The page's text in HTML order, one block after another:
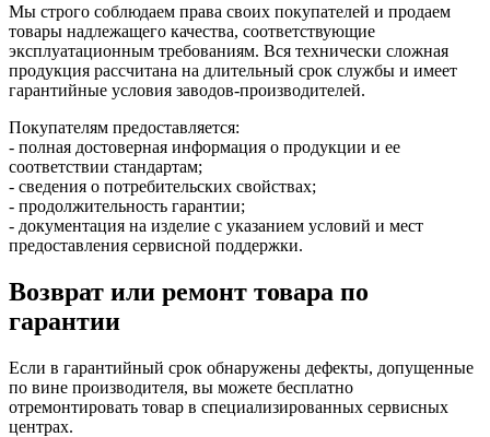
Мы строго соблюдаем права своих покупателей и продаем
товары надлежащего качества, соответствующие
эксплуатационным требованиям. Вся технически сложная
продукция рассчитана на длительный срок службы и имеет
гарантийные условия заводов-производителей.
Покупателям предоставляется:
- полная достоверная информация о продукции и ее
соответствии стандартам;
- сведения о потребительских свойствах;
- продолжительность гарантии;
- документация на изделие с указанием условий и мест
предоставления сервисной поддержки.
Возврат или ремонт товара по
гарантии
Если в гарантийный срок обнаружены дефекты, допущенные
по вине производителя, вы можете бесплатно
отремонтировать товар в специализированных сервисных
центрах.